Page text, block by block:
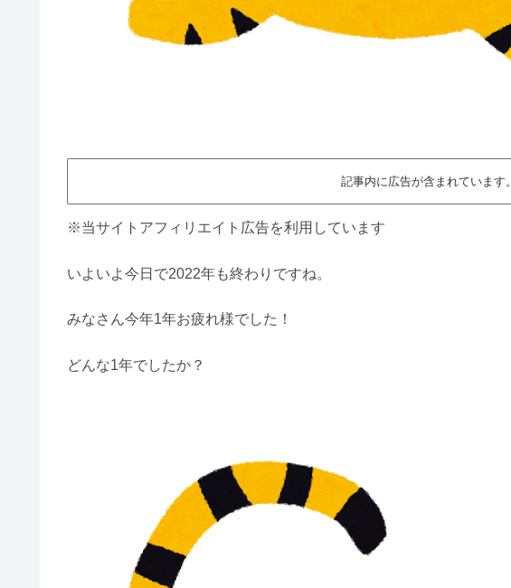
記事内に広告が含まれています。
※当サイトアフィリエイト広告を利用しています
いよいよ今日で2022年も終わりですね。
みなさん今年1年お疲れ様でした！
どんな1年でしたか？